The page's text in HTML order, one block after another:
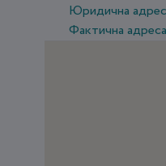
Юридична
Фактична адреса